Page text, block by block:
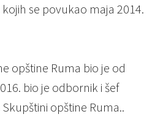
se povukao maja 2014.
opštine Ruma bio je od
bio je odbornik i šef
opštine Ruma..